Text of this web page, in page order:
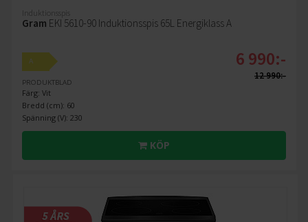
Induktionsspis
Gram EKI 5610-90 Induktionsspis 65L Energiklass A
A
PRODUKTBLAD
Färg: Vit
Bredd (cm): 60
Spänning (V): 230
6 990:-
12 990:-
KÖP